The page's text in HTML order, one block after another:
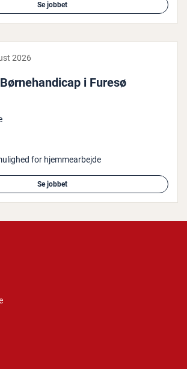
Se jobbet
2026
i Furesø
for hjemmearbejde
Se jobbet